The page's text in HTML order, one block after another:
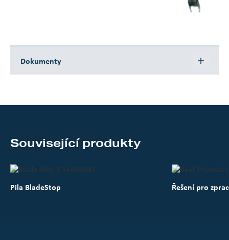
Dokumenty
Brochure DEXA Lamb EN
Související produkty
Pila BladeStop Řešení pro